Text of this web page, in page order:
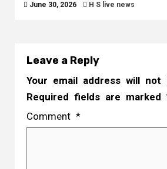
June 30, 2026 H S live news
Leave a Reply
Your email address will not
Required fields are marked
Comment *